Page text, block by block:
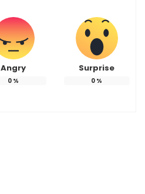
Angry
0 %
Surprise
0 %